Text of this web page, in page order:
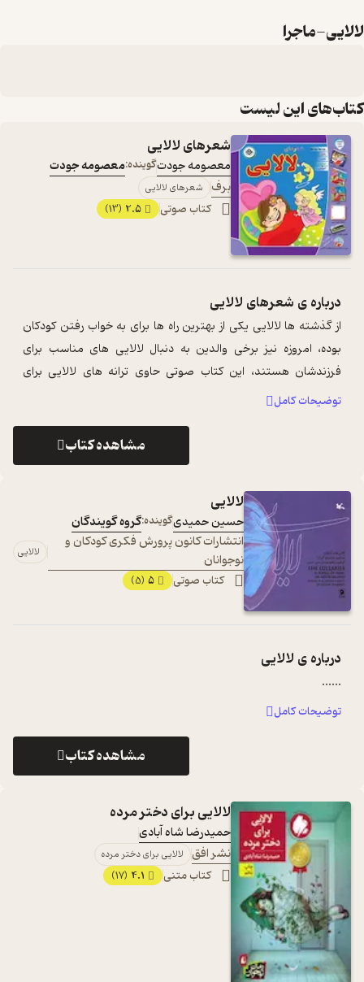
لالایی-ماجرا
کتاب‌های این لیست
شعرهای لالایی
معصومه جودتگوینده:معصومه جودت
برف
شعرهای لالایی
کتاب صوتی 2.5
(13)
درباره ی شعرهای لالایی
از گذشته ها لالایی یکی از بهترین راه ها برای به خواب رفتن کودکان
بوده، امروزه نیز برخی والدین به دنبال لالایی های مناسب برای
فرزندشان هستند، این کتاب صوتی حاوی ترانه های لالایی برای
خردسالان است که عل ...
توضیحات کامل
مشاهده کتاب
لالایی
حسین حمیدیگوینده:گروه گویندگان
انتشارات کانون پرورش فکری کودکان و
نوجوانان
لالایی
کتاب صوتی 5
(5)
درباره ی لالایی
...
...
توضیحات کامل
مشاهده کتاب
لالایی برای دختر مرده
حمیدرضا شاه آبادی
نشر افق
لالایی برای دختر مرده
کتاب متنی 4.1
(17)